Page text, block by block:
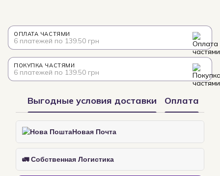
ОПЛАТА ЧАСТЯМИ
6 платежей по 139.50 грн
ПОКУПКА ЧАСТЯМИ
6 платежей по 139.50 грн
Выгодные условия доставки Оплата
Новая Почта
🚛 Собственная Логистика